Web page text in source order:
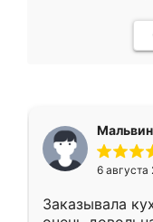
6 августа
Заказывала